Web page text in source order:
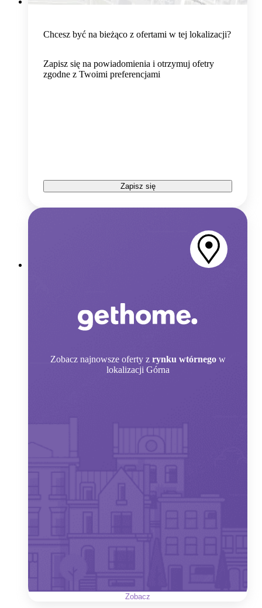
Chcesz być na bieżąco z ofertami w tej lokalizacji?
Zapisz się na powiadomienia i otrzymuj ofetry
zgodne z Twoimi preferencjami
Zapisz się
Zobacz najnowsze oferty z rynku wtórnego w
lokalizacji Górna
Zobacz